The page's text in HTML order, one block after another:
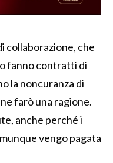
collaborazione, che
fanno contratti di
la noncuranza di
farò una ragione.
anche perché i
vengo pagata